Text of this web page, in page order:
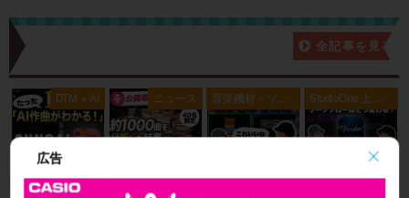
広告
新着記事一覧 全記事を見る
DTM × AI ニュース
音楽機材・ソフ
ト
StudioOne 上級
者編